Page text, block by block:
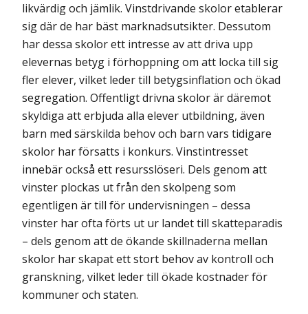
likvärdig och jämlik. Vinstdrivande skolor etablerar
sig där de har bäst marknadsutsikter. Dessutom
har dessa skolor ett intresse av att driva upp
elevernas betyg i förhoppning om att locka till sig
fler elever, vilket leder till betygsinflation och ökad
segregation. Offentligt drivna skolor är däremot
skyldiga att erbjuda alla elever utbildning, även
barn med särskilda behov och barn vars tidigare
skolor har försatts i konkurs. Vinstintresset
innebär också ett resursslöseri. Dels genom att
vinster plockas ut från den skolpeng som
egentligen är till för undervisningen – dessa
vinster har ofta förts ut ur landet till skatteparadis
– dels genom att de ökande skillnaderna mellan
skolor har skapat ett stort behov av kontroll och
granskning, vilket leder till ökade kostnader för
kommuner och staten.